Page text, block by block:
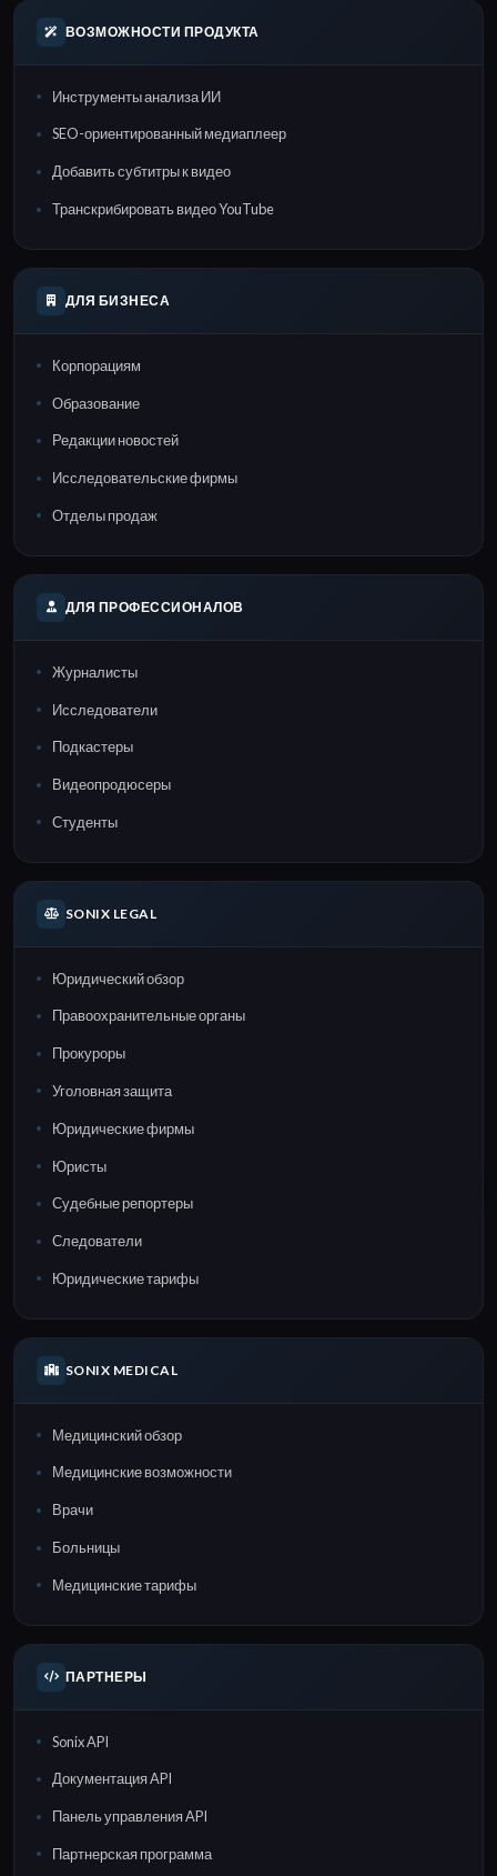
ВОЗМОЖНОСТИ ПРОДУКТА
Инструменты анализа ИИ
SEO-ориентированный медиаплеер
Добавить субтитры к видео
Транскрибировать видео YouTube
ДЛЯ БИЗНЕСА
Корпорациям
Образование
Редакции новостей
Исследовательские фирмы
Отделы продаж
ДЛЯ ПРОФЕССИОНАЛОВ
Журналисты
Исследователи
Подкастеры
Видеопродюсеры
Студенты
SONIX LEGAL
Юридический обзор
Правоохранительные органы
Прокуроры
Уголовная защита
Юридические фирмы
Юристы
Судебные репортеры
Следователи
Юридические тарифы
SONIX MEDICAL
Медицинский обзор
Медицинские возможности
Врачи
Больницы
Медицинские тарифы
ПАРТНЕРЫ
Sonix API
Документация API
Панель управления API
Партнерская программа